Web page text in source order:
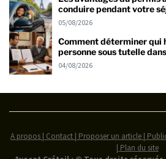
conduire pendant votre
05/08/2026
Comment déterminer qui
personne sous tutelle
04/08/2026
A propos | Contact | Proposer un article |
| Plan du site